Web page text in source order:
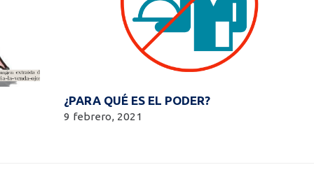
¿PARA QUÉ ES EL PODER?
9 febrero, 2021